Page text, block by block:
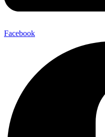
Facebook